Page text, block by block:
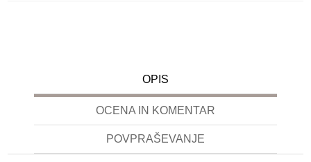
OPIS
OCENA IN KOMENTAR
POVPRAŠEVANJE